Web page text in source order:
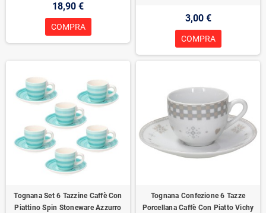
18,90 €
COMPRA
3,00 €
COMPRA
Tognana Set 6 Tazzine Caffè Con
Piattino Spin Stoneware Azzurro
Tognana Confezione 6 Tazze
Porcellana Caffè Con Piatto Vichy